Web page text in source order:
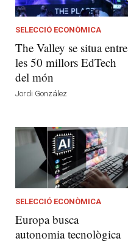
SELECCIÓ ECONÒMICA
The Valley se situa entre
les 50 millors EdTech
del món
Jordi González
SELECCIÓ ECONÒMICA
Europa busca
autonomia tecnològica